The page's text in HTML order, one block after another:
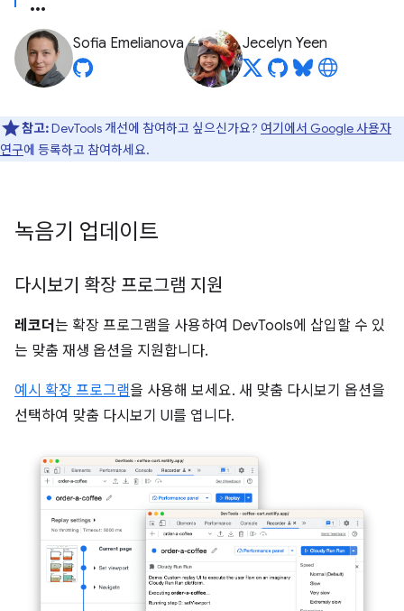
Sofia Emelianova Jecelyn Yeen
참고:DevTools 개선에 참여하고 싶으신가요? 여기에서 Google 사용자
연구에 등록하고 참여하세요.
녹음기 업데이트
다시보기 확장 프로그램 지원
레코더 는 확장 프로그램을 사용하여 DevTools에 삽입할 수 있
는 맞춤 재생 옵션을 지원합니다.
예시 확장 프로그램을 사용해 보세요. 새 맞춤 다시보기 옵션을
선택하여 맞춤 다시보기 UI를 엽니다.